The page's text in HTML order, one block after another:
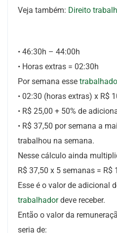
Veja também: Direito
• 46:30h – 44:00h
• Horas extras = 02:30h
Por semana esse
• 02:30 (horas extras) x R$
• R$ 25,00 + 50% de
• R$ 37,50 por semana a
trabalhou na semana.
Nesse cálculo ainda
R$ 37,50 x 5 semanas = R$
Esse é o valor de adicional
trabalhadordeve receber.
Então o valor da
seria de: